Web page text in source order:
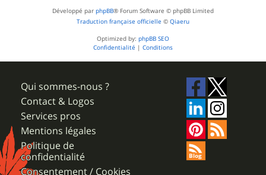
Développé par phpBB® Forum Software © phpBB Limited
Traduction française officielle © Qiaeru
Optimized by: phpBB SEO
Confidentialité | Conditions
Qui sommes-nous ?
Contact & Logos
Services pros
Mentions légales
Politique de
confidentialité
Consentement / Cookies